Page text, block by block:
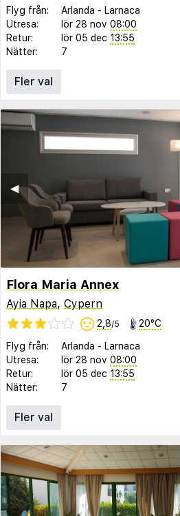
Flyg från: Arlanda - Larnaca
Utresa:
lör 28 nov 08:00
Retur:
lör 05 dec 13:55
Nätter:
7
Fler val
◀︎
Flora Maria Annex
Ayia Napa, Cypern
2,8/5 20°C
Flyg från: Arlanda - Larnaca
Utresa:
lör 28 nov 08:00
Retur:
lör 05 dec 13:55
Nätter:
7
Fler val